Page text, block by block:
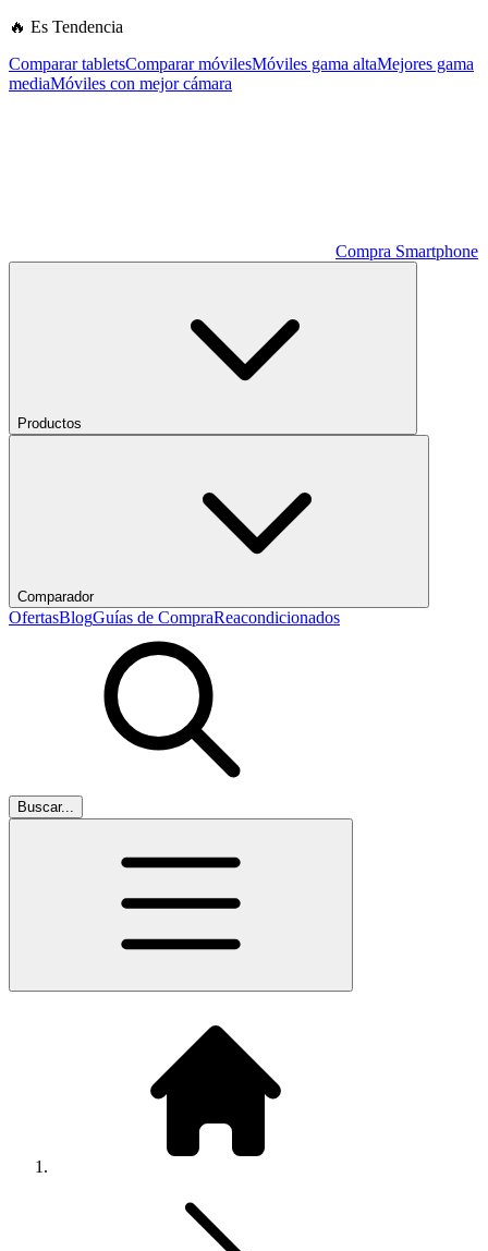
🔥 Es Tendencia
Comparar tabletsComparar móvilesMóviles gama altaMejores gama
mediaMóviles con mejor cámara
Compra Smartphone
Productos
Comparador
OfertasBlogGuías de CompraReacondicionados
Buscar...